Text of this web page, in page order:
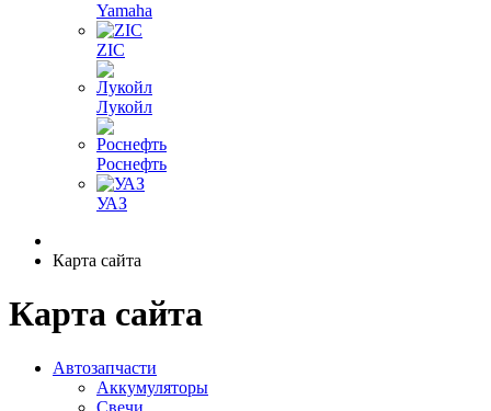
Yamaha
ZIC
Лукойл
Роснефть
УАЗ
Карта сайта
Карта сайта
Автозапчасти
Аккумуляторы
Свечи